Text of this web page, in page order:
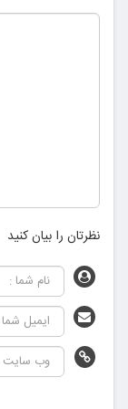
نظرتان را بیان کنید